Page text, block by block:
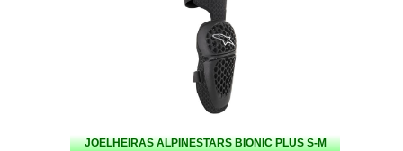
JOELHEIRAS ALPINESTARS BIONIC PLUS S-M